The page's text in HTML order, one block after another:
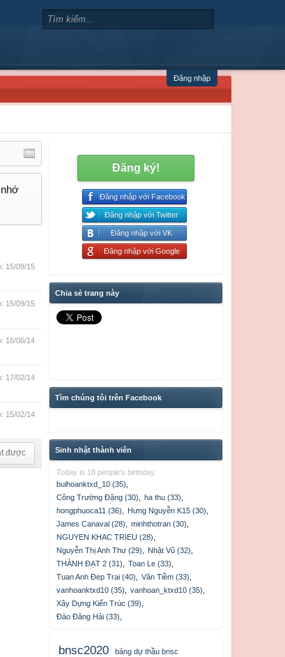
Đăng nhập
15/09/15
15/09/15
16/06/14
17/02/14
15/02/14
được
Đăng ký!
Đăng nhập với Facebook
Đăng nhập với Twitter
Đăng nhập với VK
Đăng nhập với Google
Chia sẻ trang này
Tìm chúng tôi trên Facebook
Sinh nhật thành viên
Today is 18 people's birthday.
buihoanktxd_10 (35)
Công Trường Đặng (30)
ha thu (33)
hongphuoca11 (36)
Hưng Nguyễn K15 (30)
James Canaval (28)
minhthotran (30)
NGUYEN KHAC TRIEU (28)
Nguyễn Thị Anh Thư (29)
Nhật Vũ (32)
THÀNH ĐẠT 2 (31)
Toan Le (33)
Tuan Anh Đep Trai (40)
Văn Tiềm (33)
vanhoanktxd10 (35)
vanhoan_ktxd10 (35)
Xây Dựng Kiến Trúc (39)
Đào Đăng Hải (33)
bnsc2020
bảng dự thầu bnsc